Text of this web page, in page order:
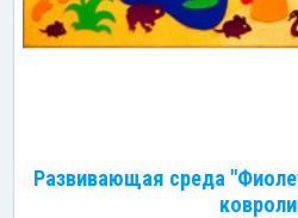
Развивающая среда